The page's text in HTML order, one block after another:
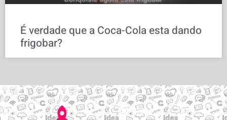
É verdade que a Coca-Cola esta dando
frigobar?
Serviços